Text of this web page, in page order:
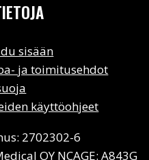
sisään
ja toimitusehdot
käyttöohjeet
2702302-6
OY NCAGE: A843G